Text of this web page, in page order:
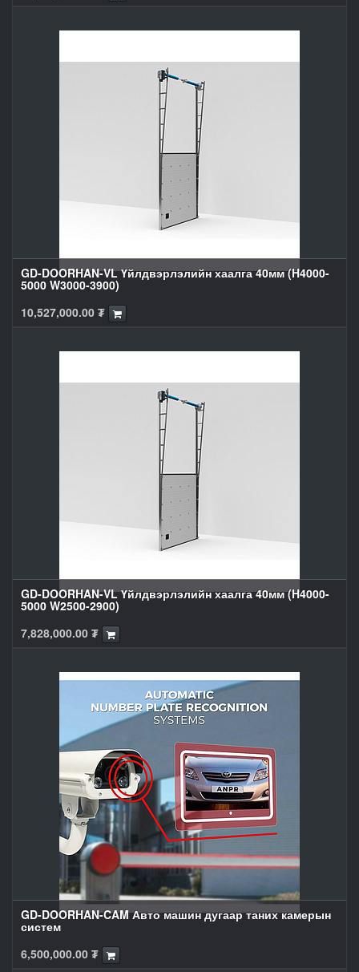
GD-DOORHAN-VL Үйлдвэрлэлийн хаалга 40мм (H4000-
5000 W3000-3900)
10,527,000.00 ₮
GD-DOORHAN-VL Үйлдвэрлэлийн хаалга 40мм (H4000-
5000 W2500-2900)
7,828,000.00 ₮
GD-DOORHAN-CAM Авто машин дугаар таних камерын
систем
6,500,000.00 ₮